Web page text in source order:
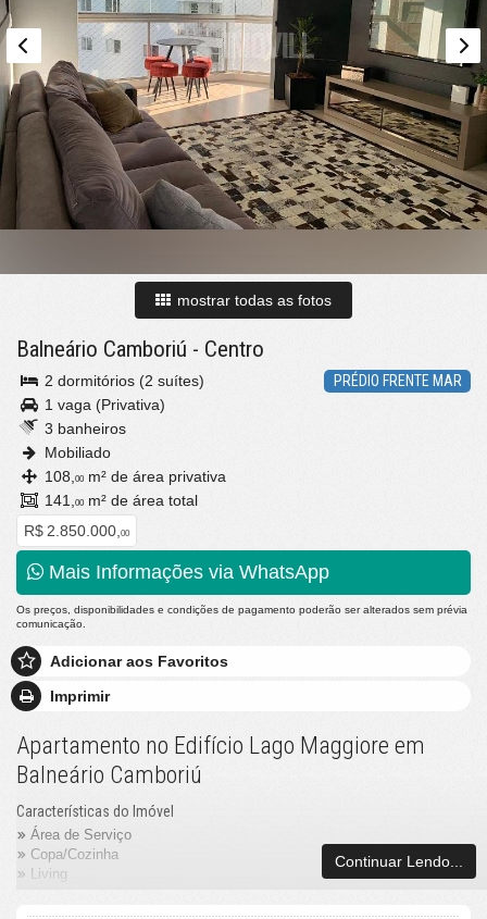
mostrar todas as fotos
Balneário Camboriú - Centro
PRÉDIO FRENTE MAR
2 dormitórios (2 suítes)
1 vaga (Privativa)
3 banheiros
Mobiliado
108, 00 m² de área privativa
141,
00 m² de área total
R$ 2.850.000, 00
Mais Informações via WhatsApp
Os preços, disponibilidades e condições de pagamento poderão ser alterados sem prévia
comunicação.
Adicionar aos Favoritos
Imprimir
Apartamento no Edifício Lago Maggiore em
Balneário Camboriú
Características do Imóvel
Área de Serviço
Copa/Cozinha
Living
Sala de Estar
Continuar Lendo...